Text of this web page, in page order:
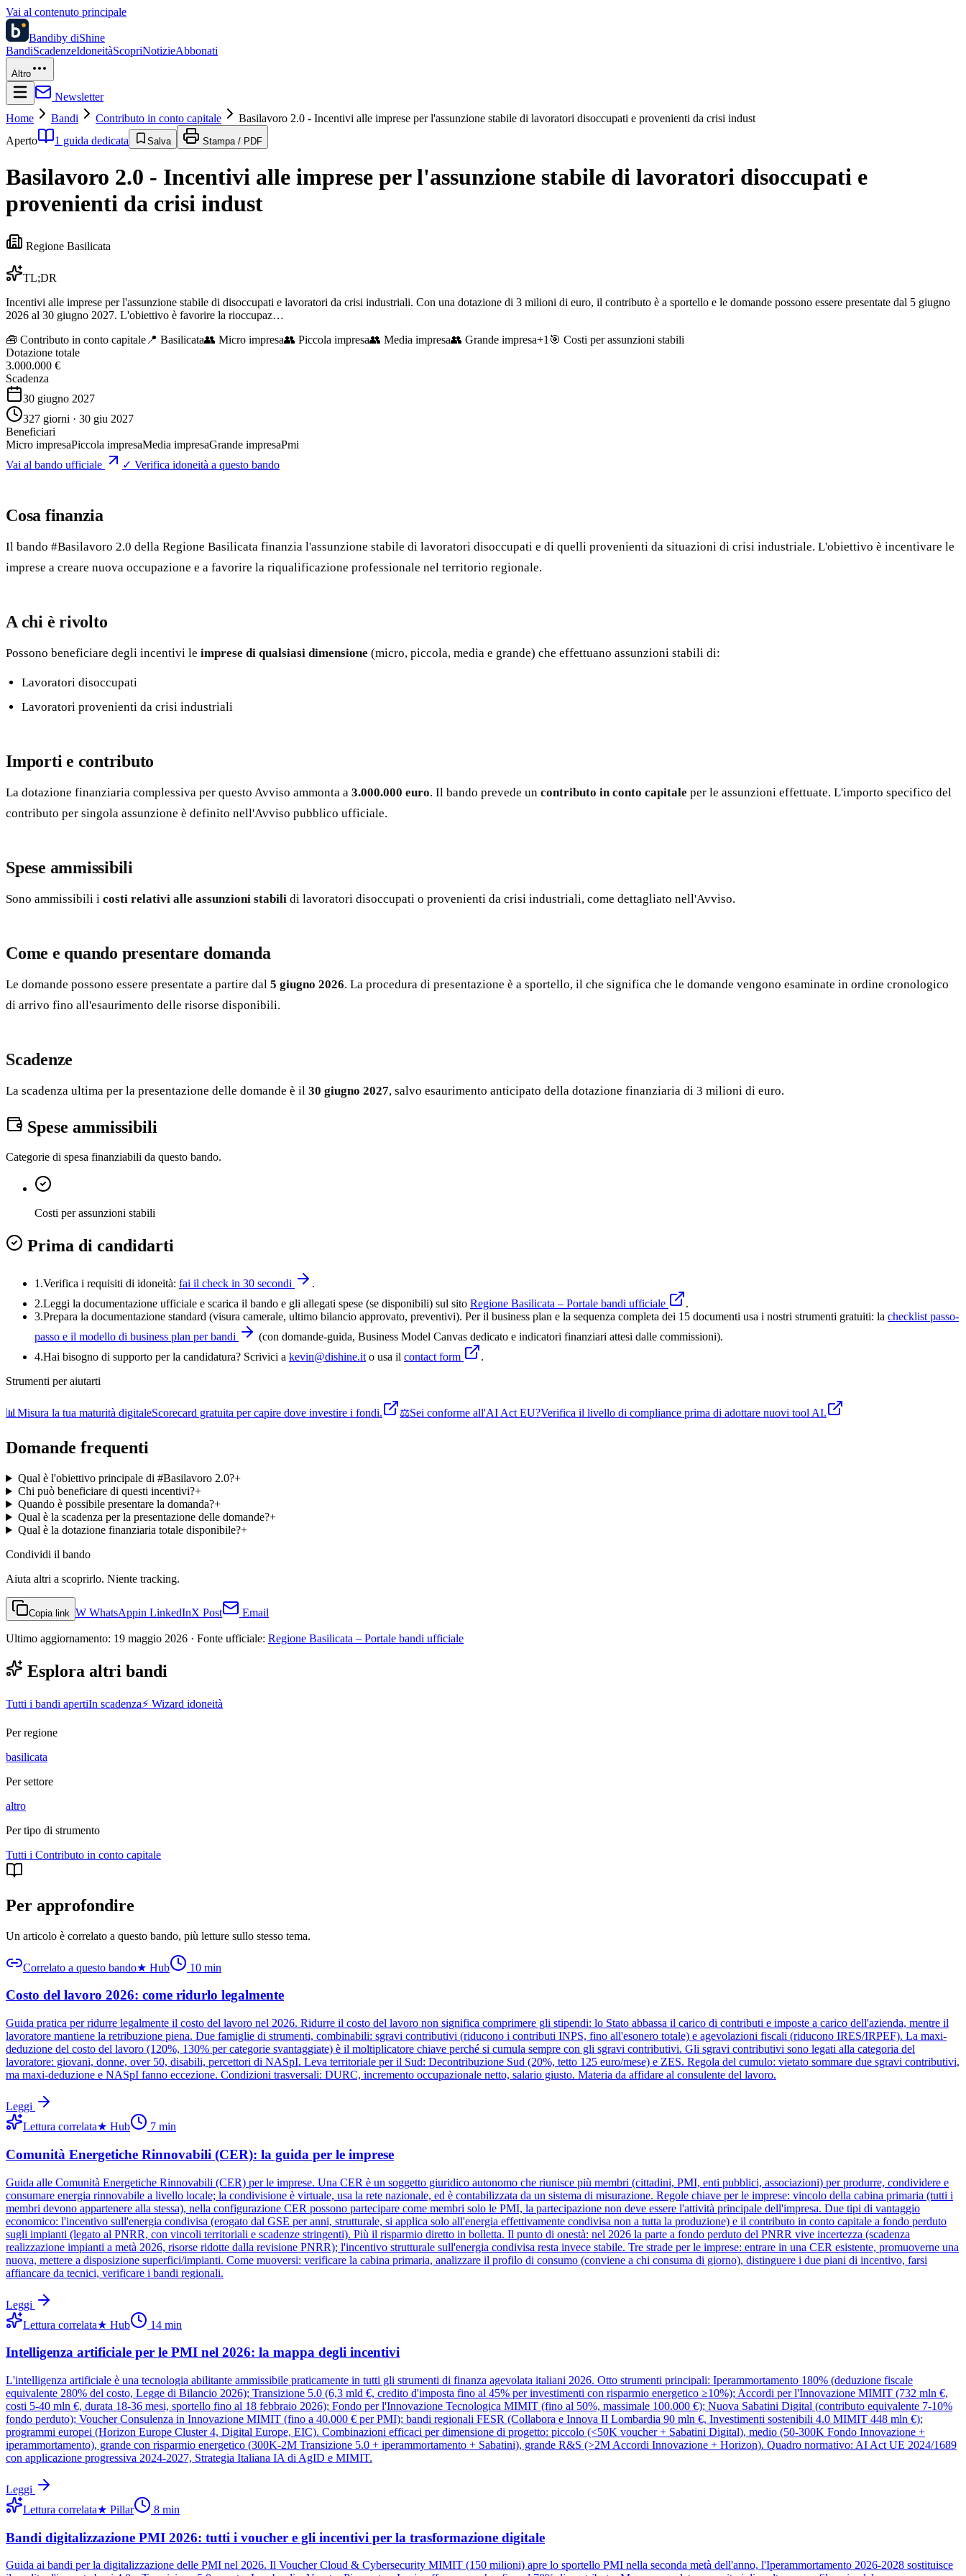
Vai al contenuto principale
Bandiby diShine
BandiScadenzeIdoneitàScopriNotizieAbbonati
Altro
Newsletter
Home
Bandi Contributo in conto capitale
Basilavoro 2.0 - Incentivi alle imprese per l'assunzione stabile di lavoratori disoccupati e provenienti da crisi indust
Aperto
1 guida dedicata Salva Stampa / PDF
Basilavoro 2.0 - Incentivi alle imprese per l'assunzione stabile di lavoratori disoccupati e
provenienti da crisi indust
Regione Basilicata
TL;DR
Incentivi alle imprese per l'assunzione stabile di disoccupati e lavoratori da crisi industriali. Con una dotazione di 3 milioni di euro, il contributo è a sportello e le domande possono essere presentate dal 5 giugno
2026 al 30 giugno 2027. L'obiettivo è favorire la rioccupaz…
🧰 Contributo in conto capitale 📍 Basilicata👥 Micro impresa👥 Piccola impresa👥 Media impresa👥 Grande impresa+1 🎯 Costi per assunzioni stabili
Dotazione totale
3.000.000 €
Scadenza
30 giugno 2027
327 giorni · 30 giu 2027
Beneficiari
Micro impresaPiccola impresaMedia impresaGrande impresaPmi
Vai al bando ufficiale
✓ Verifica idoneità a questo bando
Cosa finanzia
Il bando #Basilavoro 2.0 della Regione Basilicata finanzia l'assunzione stabile di lavoratori disoccupati e di quelli provenienti da situazioni di crisi industriale. L'obiettivo è incentivare le
imprese a creare nuova occupazione e a favorire la riqualificazione professionale nel territorio regionale.
A chi è rivolto
Possono beneficiare degli incentivi le imprese di qualsiasi dimensione (micro, piccola, media e grande) che effettuano assunzioni stabili di:
Lavoratori disoccupati
Lavoratori provenienti da crisi industriali
Importi e contributo
La dotazione finanziaria complessiva per questo Avviso ammonta a 3.000.000 euro. Il bando prevede un contributo in conto capitale per le assunzioni effettuate. L'importo specifico del
contributo per singola assunzione è definito nell'Avviso pubblico ufficiale.
Spese ammissibili
Sono ammissibili i costi relativi alle assunzioni stabili di lavoratori disoccupati o provenienti da crisi industriali, come dettagliato nell'Avviso.
Come e quando presentare domanda
Le domande possono essere presentate a partire dal 5 giugno 2026. La procedura di presentazione è a sportello, il che significa che le domande vengono esaminate in ordine cronologico
di arrivo fino all'esaurimento delle risorse disponibili.
Scadenze
La scadenza ultima per la presentazione delle domande è il 30 giugno 2027, salvo esaurimento anticipato della dotazione finanziaria di 3 milioni di euro.
Spese ammissibili
Categorie di spesa finanziabili da questo bando.
Costi per assunzioni stabili
Prima di candidarti
1.Verifica i requisiti di idoneità: fai il check in 30 secondi
.
2.Leggi la documentazione ufficiale e scarica il bando e gli allegati spese (se disponibili) sul sito Regione Basilicata – Portale bandi ufficiale
.
3.Prepara la documentazione standard (visura camerale, ultimo bilancio approvato, preventivi). Per il business plan e la sequenza completa dei 15 documenti usa i nostri strumenti gratuiti: la checklist passo-
passo e il modello di business plan per bandi
(con domande-guida, Business Model Canvas dedicato e indicatori finanziari attesi dalle commissioni).
4.Hai bisogno di supporto per la candidatura? Scrivici a kevin@dishine.it o usa il contact form
.
Strumenti per aiutarti
📊 Misura la tua maturità digitaleScorecard gratuita per capire dove investire i fondi. ⚖️Sei conforme all'AI Act EU?Verifica il livello di compliance prima di adottare nuovi tool AI.
Domande frequenti
Qual è l'obiettivo principale di #Basilavoro 2.0?+
Chi può beneficiare di questi incentivi?+
Quando è possibile presentare la domanda?+
Qual è la scadenza per la presentazione delle domande?+
Qual è la dotazione finanziaria totale disponibile?+
Condividi il bando
Aiuta altri a scoprirlo. Niente tracking.
Copia link W WhatsAppin LinkedInX Post Email
Ultimo aggiornamento: 19 maggio 2026 · Fonte ufficiale: Regione Basilicata – Portale bandi ufficiale
Esplora altri bandi
Tutti i bandi apertiIn scadenza⚡ Wizard idoneità
Per regione
basilicata
Per settore
altro
Per tipo di strumento
Tutti i Contributo in conto capitale
Per approfondire
Un articolo è correlato a questo bando, più letture sullo stesso tema.
Correlato a questo bando★ Hub 10 min
Costo del lavoro 2026: come ridurlo legalmente
Guida pratica per ridurre legalmente il costo del lavoro nel 2026. Ridurre il costo del lavoro non significa comprimere gli stipendi: lo Stato abbassa il carico di contributi e imposte a carico dell'azienda, mentre il
lavoratore mantiene la retribuzione piena. Due famiglie di strumenti, combinabili: sgravi contributivi (riducono i contributi INPS, fino all'esonero totale) e agevolazioni fiscali (riducono IRES/IRPEF). La maxi-
deduzione del costo del lavoro (120%, 130% per categorie svantaggiate) è il moltiplicatore chiave perché si cumula sempre con gli sgravi contributivi. Gli sgravi contributivi sono legati alla categoria del
lavoratore: giovani, donne, over 50, disabili, percettori di NASpI. Leva territoriale per il Sud: Decontribuzione Sud (20%, tetto 125 euro/mese) e ZES. Regola del cumulo: vietato sommare due sgravi contributivi,
ma maxi-deduzione e NASpI fanno eccezione. Condizioni trasversali: DURC, incremento occupazionale netto, salario giusto. Materia da affidare al consulente del lavoro.
Leggi
Lettura correlata★ Hub 7 min
Comunità Energetiche Rinnovabili (CER): la guida per le imprese
Guida alle Comunità Energetiche Rinnovabili (CER) per le imprese. Una CER è un soggetto giuridico autonomo che riunisce più membri (cittadini, PMI, enti pubblici, associazioni) per produrre, condividere e
consumare energia rinnovabile a livello locale; la condivisione è virtuale, usa la rete nazionale, ed è contabilizzata da un sistema di misurazione. Regole chiave per le imprese: vincolo della cabina primaria (tutti i
membri devono appartenere alla stessa), nella configurazione CER possono partecipare come membri solo le PMI, la partecipazione non deve essere l'attività principale dell'impresa. Due tipi di vantaggio
economico: l'incentivo sull'energia condivisa (erogato dal GSE per anni, strutturale, si applica solo all'energia effettivamente condivisa non a tutta la produzione) e il contributo in conto capitale a fondo perduto
sugli impianti (legato al PNRR, con vincoli territoriali e scadenze stringenti). Più il risparmio diretto in bolletta. Il punto di onestà: nel 2026 la parte a fondo perduto del PNRR vive incertezza (scadenza
realizzazione impianti a metà 2026, risorse ridotte dalla revisione PNRR); l'incentivo strutturale sull'energia condivisa resta invece stabile. Tre strade per le imprese: entrare in una CER esistente, promuoverne una
nuova, mettere a disposizione superfici/impianti. Come muoversi: verificare la cabina primaria, analizzare il profilo di consumo (conviene a chi consuma di giorno), distinguere i due piani di incentivo, farsi
affiancare da tecnici, verificare i bandi regionali.
Leggi
Lettura correlata★ Hub 14 min
Intelligenza artificiale per le PMI nel 2026: la mappa degli incentivi
L'intelligenza artificiale è una tecnologia abilitante ammissibile praticamente in tutti gli strumenti di finanza agevolata italiani 2026. Otto strumenti principali: Iperammortamento 180% (deduzione fiscale
equivalente 280% del costo, Legge di Bilancio 2026); Transizione 5.0 (6,3 mld €, credito d'imposta fino al 45% per investimenti con risparmio energetico ≥10%); Accordi per l'Innovazione MIMIT (732 mln €,
costi 5-40 mln €, durata 18-36 mesi, sportello fino al 18 febbraio 2026); Fondo per l'Innovazione Tecnologica MIMIT (fino al 50%, massimale 100.000 €); Nuova Sabatini Digital (contributo equivalente 7-10%
fondo perduto); Voucher Consulenza in Innovazione MIMIT (fino a 40.000 € per PMI); bandi regionali FESR (Collabora e Innova II Lombardia 90 mln €, Investimenti sostenibili 4.0 MIMIT 448 mln €);
programmi europei (Horizon Europe Cluster 4, Digital Europe, EIC). Combinazioni efficaci per dimensione di progetto: piccolo (<50K voucher + Sabatini Digital), medio (50-300K Fondo Innovazione +
iperammortamento), grande con risparmio energetico (300K-2M Transizione 5.0 + iperammortamento + Sabatini), grande R&S (>2M Accordi Innovazione + Horizon). Quadro normativo: AI Act UE 2024/1689
con applicazione progressiva 2024-2027, Strategia Italiana IA di AgID e MIMIT.
Leggi
Lettura correlata★ Pillar 8 min
Bandi digitalizzazione PMI 2026: tutti i voucher e gli incentivi per la trasformazione digitale
Guida ai bandi per la digitalizzazione delle PMI nel 2026. Il Voucher Cloud & Cybersecurity MIMIT (150 milioni) apre lo sportello PMI nella seconda metà dell'anno, l'Iperammortamento 2026-2028 sostituisce